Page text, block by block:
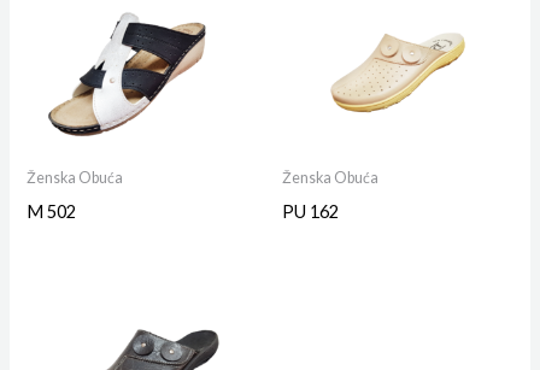
Ženska Obuća
M 502
Ženska Obuća
PU 162